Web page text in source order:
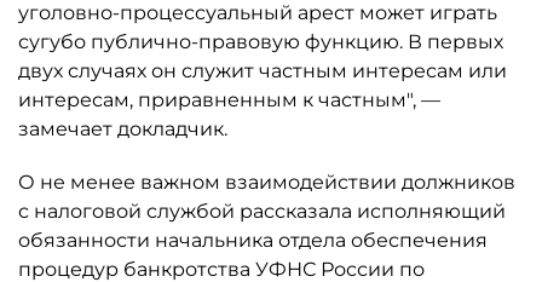
уголовно-процессуальный арест может играть
сугубо публично-правовую функцию. В первых
двух случаях он служит частным интересам или
интересам, приравненным к частным", —
замечает докладчик.
О не менее важном взаимодействии должников
с налоговой службой рассказала исполняющий
обязанности начальника отдела обеспечения
процедур банкротства УФНС России по